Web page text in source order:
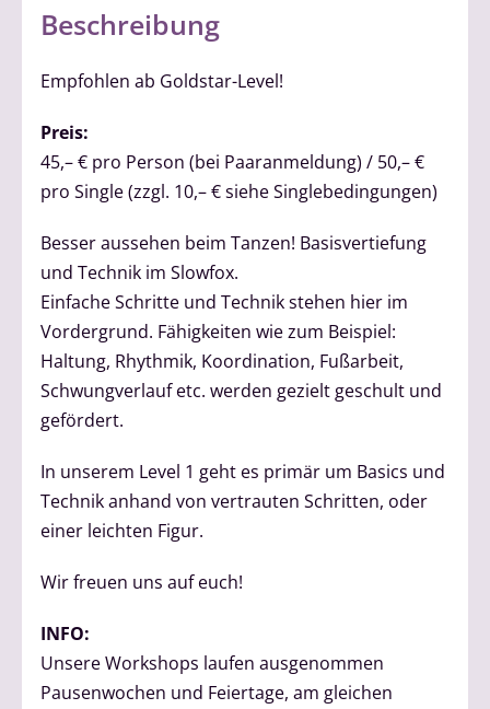
Beschreibung
Empfohlen ab Goldstar-Level!
Preis:
45,– € pro Person (bei Paaranmeldung) / 50,– €
pro Single (zzgl. 10,– € siehe Singlebedingungen)
Besser aussehen beim Tanzen! Basisvertiefung
und Technik im Slowfox.
Einfache Schritte und Technik stehen hier im
Vordergrund. Fähigkeiten wie zum Beispiel:
Haltung, Rhythmik, Koordination, Fußarbeit,
Schwungverlauf etc. werden gezielt geschult und
gefördert.
In unserem Level 1 geht es primär um Basics und
Technik anhand von vertrauten Schritten, oder
einer leichten Figur.
Wir freuen uns auf euch!
INFO:
Unsere Workshops laufen ausgenommen
Pausenwochen und Feiertage, am gleichen